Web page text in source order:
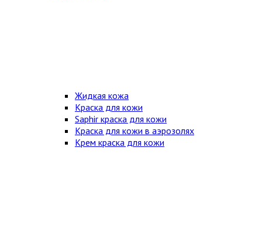
Жидкая кожа
Краска для кожи
Saphir краска для кожи
Краска для кожи в аэрозолях
Крем краска для кожи